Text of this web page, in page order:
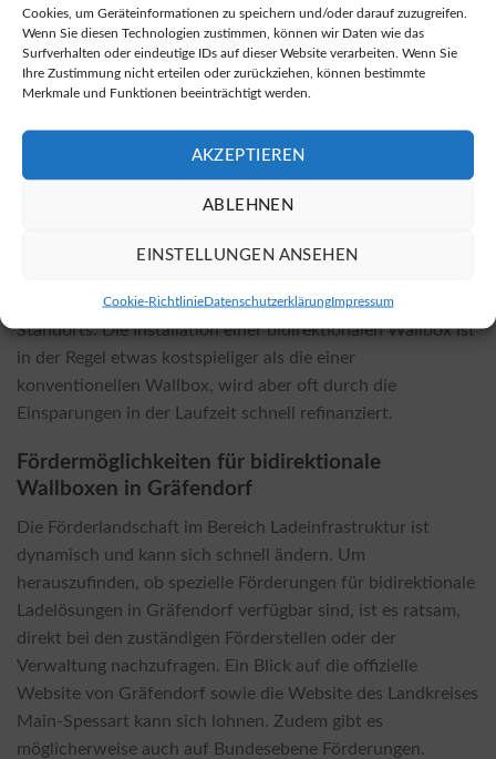
Cookies, um Geräteinformationen zu speichern und/oder darauf zuzugreifen.
Wenn Sie diesen Technologien zustimmen, können wir Daten wie das
Surfverhalten oder eindeutige IDs auf dieser Website verarbeiten. Wenn Sie
Ihre Zustimmung nicht erteilen oder zurückziehen, können bestimmte
Merkmale und Funktionen beeinträchtigt werden.
AKZEPTIEREN
ABLEHNEN
EINSTELLUNGEN ANSEHEN
Cookie-RichtlinieDatenschutzerklärungImpressum
stationären Geschäften. Informationen dazu, wo Sie
bidirektionale Wallboxen kaufen können, finden Sie unter
diesem Link.
Was kostet die Installation und welche Faktoren
beeinflussen die Kosten?
und den örtlichen Gegebenheiten. Faktoren, die die Kosten
Installation und die spezifischen Anforderungen Ihres
Standorts. Die Installation einer bidirektionalen Wallbox ist
in der Regel etwas kostspieliger als die einer
konventionellen Wallbox, wird aber oft durch die
Einsparungen in der Laufzeit schnell refinanziert.
Fördermöglichkeiten für bidirektionale
Wallboxen in Gräfendorf
Die Förderlandschaft im Bereich Ladeinfrastruktur ist
dynamisch und kann sich schnell ändern. Um
herauszufinden, ob spezielle Förderungen für bidirektionale
Ladelösungen in Gräfendorf verfügbar sind, ist es ratsam,
direkt bei den zuständigen Förderstellen oder der
Verwaltung nachzufragen. Ein Blick auf die offizielle
Website von Gräfendorf sowie die Website des Landkreises
Main-Spessart kann sich lohnen. Zudem gibt es
möglicherweise auch auf Bundesebene Förderungen.